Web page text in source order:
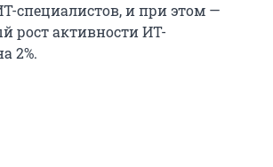
специалистов, и при этом —
рост активности ИТ-
2%.